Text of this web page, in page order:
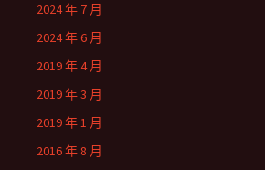
2024 年 7 月
2024 年 6 月
2019 年 4 月
2019 年 3 月
2019 年 1 月
2016 年 8 月